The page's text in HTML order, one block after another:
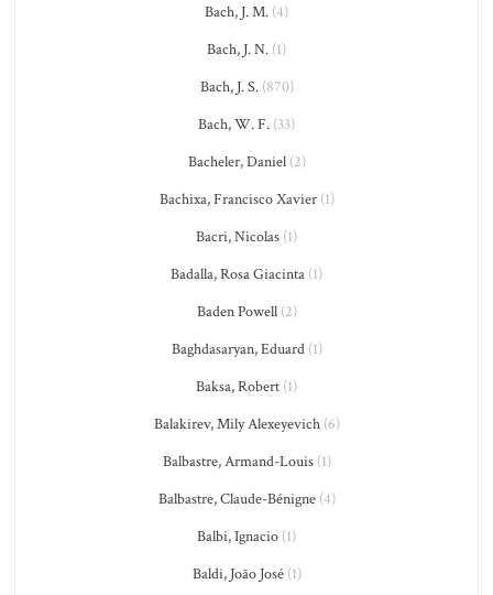
Bach, J. M. (4)
Bach, J. N. (1)
Bach, J. S.(870)
Bach, W. F. (33)
Bacheler, Daniel(2)
Bachixa, Francisco Xavier(1)
Bacri, Nicolas (1)
Badalla, Rosa Giacinta (1)
Baden Powell(2)
Baghdasaryan, Eduard(1)
Baksa, Robert (1)
Balakirev, Mily Alexeyevich(6)
Balbastre, Armand-Louis(1)
Balbastre, Claude-Bénigne(4)
Balbi, Ignacio (1)
Baldi, João José(1)